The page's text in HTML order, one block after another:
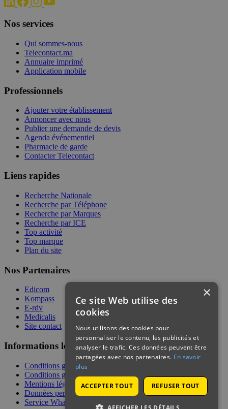
Nos services
Qui sommes-nous
Telecontact.ma
Annuaire imprimé
Application mobile
Professionnels
Ajouter votre établissement
Annoncer avec nous
Publier une demande de devis
Agenda événementiel
Pharmacie de garde
Contacter Telecontact
Liens rapides
Recherche Nationale
Recherche par Téléphone
Recherche par Marques
Recherche par ICE
Top activité
Top marque
Plan du site
Nos Partenaires
Edicom
Kompass
E-rdv
Medicalis
Site contact
Informations légales
Conditions générales de services
Conditions générales de vente
Mentions légales
Données personnelles
Service WhatsApp
×
Ce site Web utilise des
cookies
Nous utilisons des cookies pour
personnaliser le contenu, les publicités et
analyser le trafic. Ces données peuvent être
partagées avec nos partenaires. En savoir
plus
ACCEPTER TOUT REFUSER TOUT